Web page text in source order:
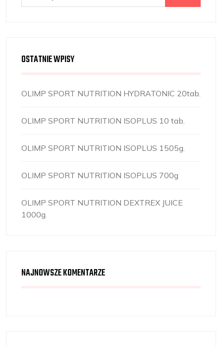
OSTATNIE WPISY
OLIMP SPORT NUTRITION HYDRATONIC 20tab.
OLIMP SPORT NUTRITION ISOPLUS 10 tab.
OLIMP SPORT NUTRITION ISOPLUS 1505g.
OLIMP SPORT NUTRITION ISOPLUS 700g
OLIMP SPORT NUTRITION DEXTREX JUICE
1000g.
NAJNOWSZE KOMENTARZE